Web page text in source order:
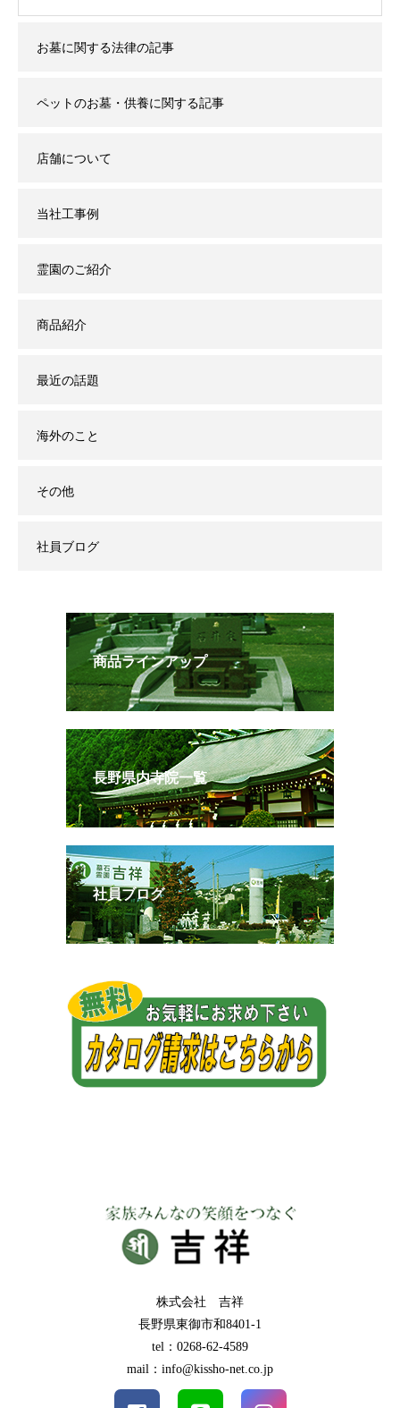
お墓に関する法律の記事
ペットのお墓・供養に関する記事
店舗について
当社工事例
霊園のご紹介
商品紹介
最近の話題
海外のこと
その他
社員ブログ
商品ラインアップ
長野県内寺院一覧
社員ブログ
株式会社 吉祥
長野県東御市和8401-1
tel：0268-62-4589
mail：info@kissho-net.co.jp